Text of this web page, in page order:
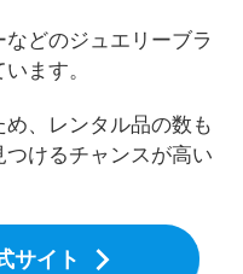
どのジュエリーブラ
ます。
、レンタル品の数も
けるチャンスが高い
サイト